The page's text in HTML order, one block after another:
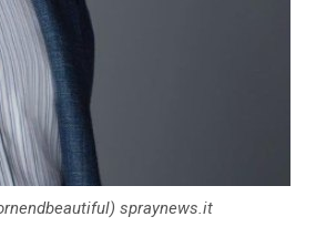
spraynews.it